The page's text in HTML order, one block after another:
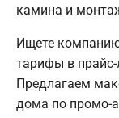
камина и
Ищете
тарифы в прайс-
Предлагаем
дома по промо-